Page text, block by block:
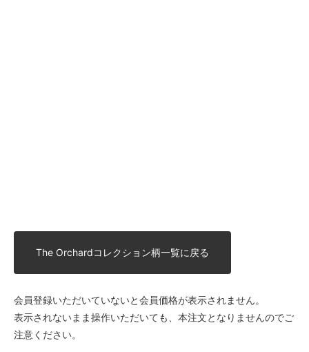
The Orchardコレクション柄一覧に戻る
会員登録いただいていないと会員価格が表示されません。
表示されないまま操作いただいても、本注文となりませんのでご
注意ください。